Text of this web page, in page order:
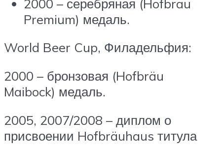
2000 – серебряная (Hofbrau
Premium) медаль.
World Beer Cup, Филадельфия:
2000 – бронзовая (Hofbräu
Maibock) медаль.
2005, 2007/2008 – диплом о
присвоении Hofbräuhaus титула